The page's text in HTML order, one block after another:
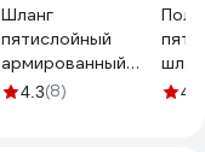
Шланг
пятислойный
армированный
НОВЭМ ЛапотОК
4.3(8) 4.3